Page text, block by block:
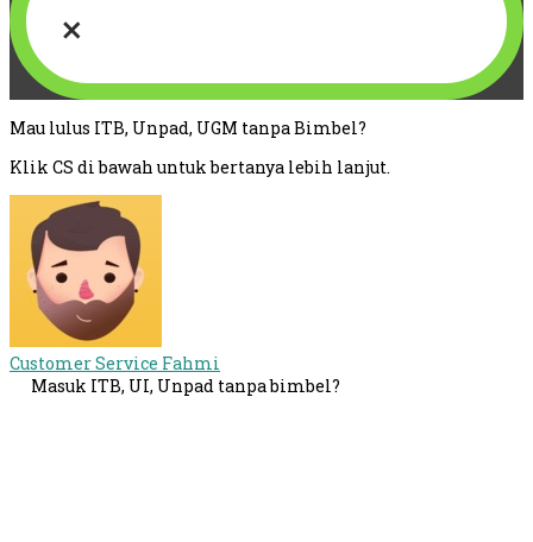
×
Mau lulus ITB, Unpad, UGM tanpa Bimbel?
Klik CS di bawah untuk bertanya lebih lanjut.
Customer Service Fahmi
Masuk ITB, UI, Unpad tanpa bimbel?